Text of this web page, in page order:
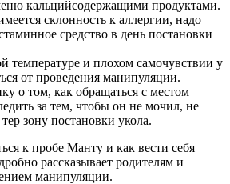
кальцийсодержащими продуктами.
склонность к аллергии, надо
средство в день постановки
и плохом самочувствии у
от проведения манипуляции.
о том, как обращаться с местом
за тем, чтобы он не мочил, не
зону постановки укола.
к пробе Манту и как вести себя
рассказывает родителям и
манипуляции.